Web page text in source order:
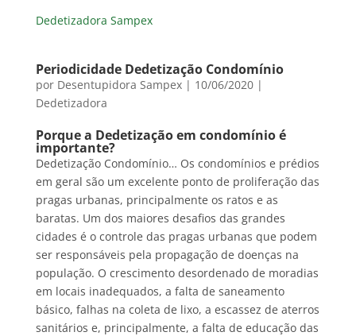
Dedetizadora Sampex
Periodicidade Dedetização Condomínio
por Desentupidora Sampex| 10/06/2020|
Dedetizadora
Porque a Dedetização em condomínio é
importante?
Dedetização Condomínio… Os condomínios e prédios
em geral são um excelente ponto de proliferação das
pragas urbanas, principalmente os ratos e as
baratas. Um dos maiores desafios das grandes
cidades é o controle das pragas urbanas que podem
ser responsáveis pela propagação de doenças na
população. O crescimento desordenado de moradias
em locais inadequados, a falta de saneamento
básico, falhas na coleta de lixo, a escassez de aterros
sanitários e, principalmente, a falta de educação das